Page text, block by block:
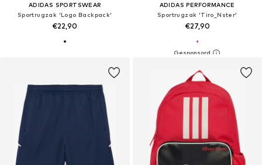
ADIDAS SPORTSWEAR
Sportrugzak 'Logo Backpack'
€22,90
ADIDAS PERFORMANCE
Sportrugzak 'Tiro_Nster'
€27,90